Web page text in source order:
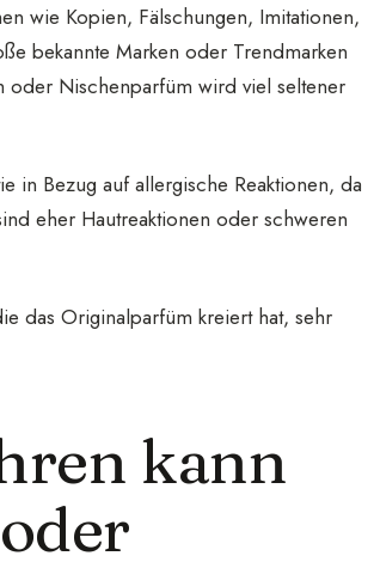
wie Kopien, Fälschungen, Imitationen,
bekannte Marken oder Trendmarken
oder Nischenparfüm wird viel seltener
in Bezug auf allergische Reaktionen, da
eher Hautreaktionen oder schweren
das Originalparfüm kreiert hat, sehr
kann